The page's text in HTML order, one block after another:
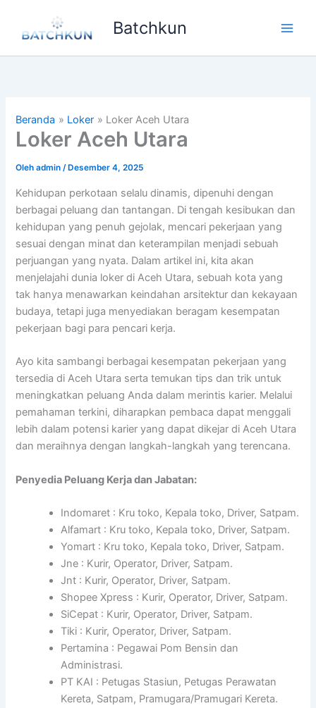
konten
Batchkun
Beranda Loker Loker Aceh Utara
Loker Aceh Utara
Olehadmin/ Desember 4, 2025
Kehidupan perkotaan selalu dinamis, dipenuhi dengan
berbagai peluang dan tantangan. Di tengah kesibukan dan
kehidupan yang penuh gejolak, mencari pekerjaan yang
sesuai dengan minat dan keterampilan menjadi sebuah
perjuangan yang nyata. Dalam artikel ini, kita akan
menjelajahi dunia loker di Aceh Utara, sebuah kota yang
tak hanya menawarkan keindahan arsitektur dan kekayaan
budaya, tetapi juga menyediakan beragam kesempatan
pekerjaan bagi para pencari kerja.
Ayo kita sambangi berbagai kesempatan pekerjaan yang
tersedia di Aceh Utara serta temukan tips dan trik untuk
meningkatkan peluang Anda dalam merintis karier. Melalui
pemahaman terkini, diharapkan pembaca dapat menggali
lebih dalam potensi karier yang dapat dikejar di Aceh Utara
dan meraihnya dengan langkah-langkah yang terencana.
Penyedia Peluang Kerja dan Jabatan:
Indomaret : Kru toko, Kepala toko, Driver, Satpam.
Alfamart : Kru toko, Kepala toko, Driver, Satpam.
Yomart : Kru toko, Kepala toko, Driver, Satpam.
Jne : Kurir, Operator, Driver, Satpam.
Jnt : Kurir, Operator, Driver, Satpam.
Shopee Xpress : Kurir, Operator, Driver, Satpam.
SiCepat : Kurir, Operator, Driver, Satpam.
Tiki : Kurir, Operator, Driver, Satpam.
Pertamina : Pegawai Pom Bensin dan
Administrasi.
PT KAI : Petugas Stasiun, Petugas Perawatan
Kereta, Satpam, Pramugara/Pramugari Kereta.